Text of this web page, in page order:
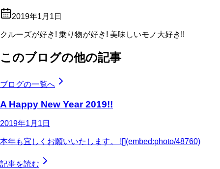
2019年1月1日
クルーズが好き! 乗り物が好き! 美味しいモノ大好き!!
このブログの他の記事
ブログの一覧へ
A Happy New Year 2019!!
2019年1月1日
本年も宜しくお願いいたします。 ![](embed:photo/48760)
記事を読む